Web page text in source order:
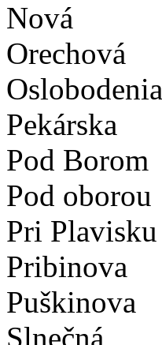
Nová
Orechová
Oslobodenia
Pekárska
Pod Borom
Pod oborou
Pri Plavisku
Pribinova
Puškinova
Slnečná